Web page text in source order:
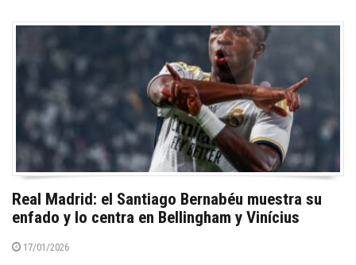
Real Madrid: el Santiago Bernabéu muestra su
enfado y lo centra en Bellingham y Vinícius
17/01/2026